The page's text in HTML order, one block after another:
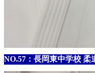
NO.57：長岡東中学校 柔